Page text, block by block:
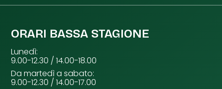
ORARI BASSA STAGIONE
Lunedì:
9.00-12.30 / 14.00-18.00
Da martedì a sabato:
9.00-12.30 / 14.00-17.00